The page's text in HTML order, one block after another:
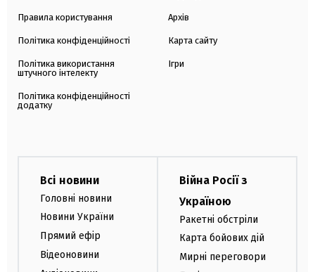
Правила користування
Політика конфіденційності
Політика використання
штучного інтелекту
Політика конфіденційності
додатку
Архів
Карта сайту
Ігри
Всі новини
Головні новини
Новини України
Прямий ефір
Відеоновини
Війна Росії з
Україною
Ракетні обстріли
Карта бойових дій
Мирні переговори